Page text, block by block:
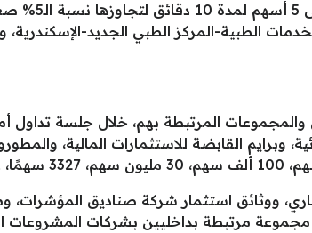
في سياق متصل
الطبية-المركز الطبي الجديد-
المرتبطة بهم، خلال جلسة تداول
القابضة للاستثمارات المالية،
الترتيب، واشترت مجموعة مرتبطة بداخليين بشركات